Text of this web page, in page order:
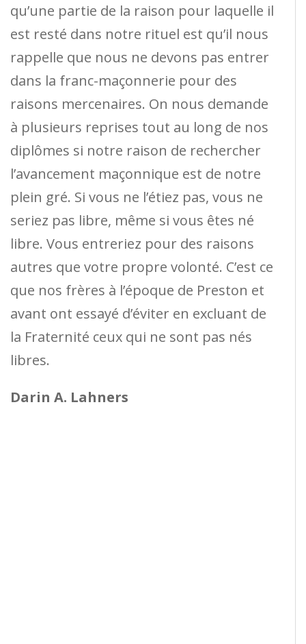
qu’une partie de la raison pour laquelle il
est resté dans notre rituel est qu’il nous
rappelle que nous ne devons pas entrer
dans la franc-maçonnerie pour des
raisons mercenaires. On nous demande
à plusieurs reprises tout au long de nos
diplômes si notre raison de rechercher
l’avancement maçonnique est de notre
plein gré. Si vous ne l’étiez pas, vous ne
seriez pas libre, même si vous êtes né
libre. Vous entreriez pour des raisons
autres que votre propre volonté. C’est ce
que nos frères à l’époque de Preston et
avant ont essayé d’éviter en excluant de
la Fraternité ceux qui ne sont pas nés
libres.
Darin A. Lahners